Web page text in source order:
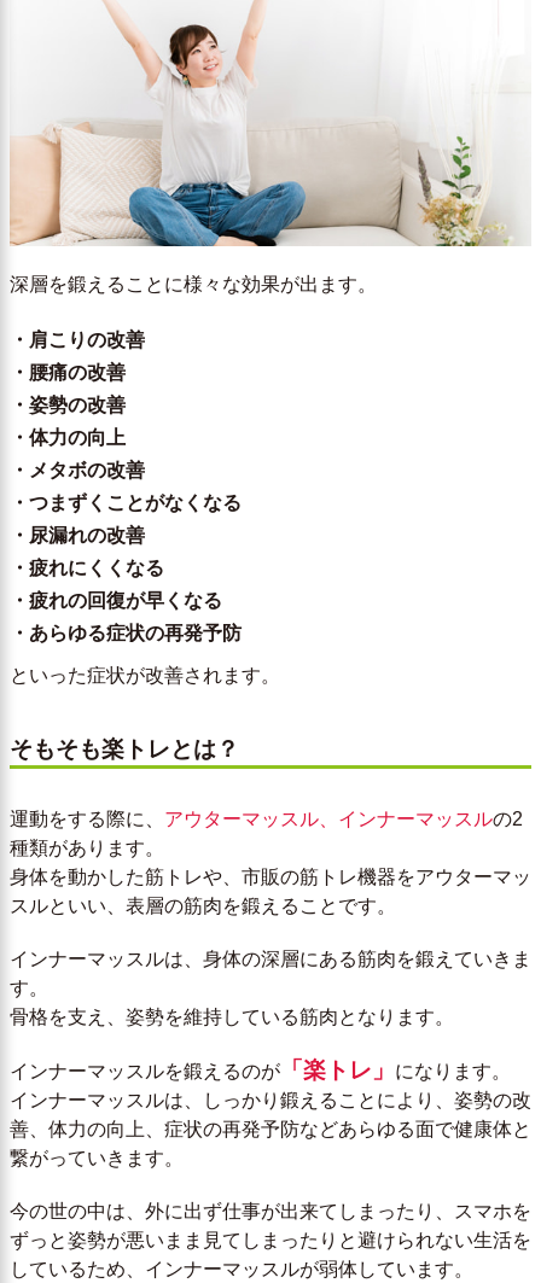
深層を鍛えることに様々な効果が出ます。
・肩こりの改善
・腰痛の改善
・姿勢の改善
・体力の向上
・メタボの改善
・つまずくことがなくなる
・尿漏れの改善
・疲れにくくなる
・疲れの回復が早くなる
・あらゆる症状の再発予防
といった症状が改善されます。
そもそも楽トレとは？
運動をする際に、 アウターマッスル、インナーマッスルの2
種類があります。
身体を動かした筋トレや、市販の筋トレ機器をアウターマッ
スルといい、表層の筋肉を鍛えることです。
インナーマッスルは、身体の深層にある筋肉を鍛えていきま
す。
骨格を支え、姿勢を維持している筋肉となります。
インナーマッスルを鍛えるのが 「楽トレ」
になります。
インナーマッスルは、しっかり鍛えることにより、姿勢の改
善、体力の向上、症状の再発予防などあらゆる面で健康体と
繋がっていきます。
今の世の中は、外に出ず仕事が出来てしまったり、スマホを
ずっと姿勢が悪いまま見てしまったりと避けられない生活を
しているため、インナーマッスルが弱体しています。